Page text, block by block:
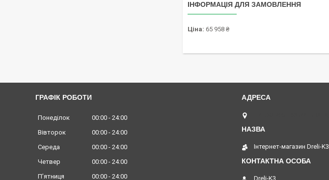
ІНФОРМАЦІЯ ДЛЯ ЗАМОВЛЕННЯ
Ціна: 65 958 ₴
ГРАФІК РОБОТИ
Понеділок 00:00
24:00
Вівторок
00:00
24:00
Середа
00:00
24:00
Четвер
00:00
24:00
Пʼятниця
00:00 24:00
Інтернет-магазин Dreli-K3
Dreli-K3